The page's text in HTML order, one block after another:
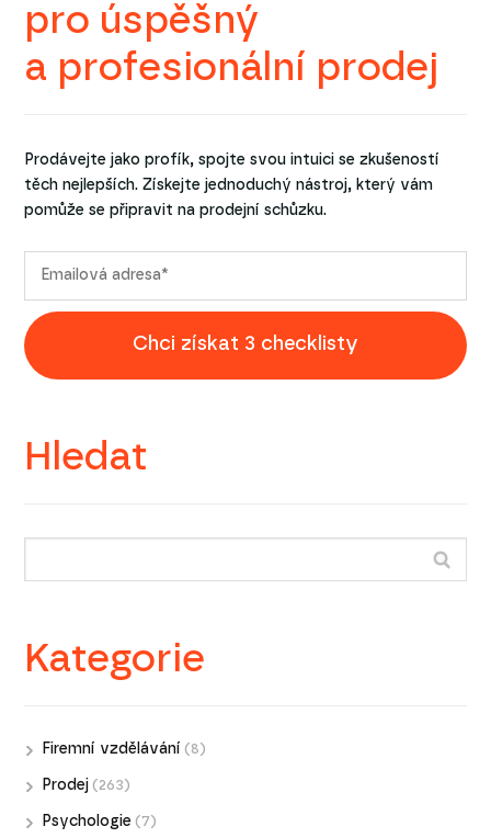
pro úspěšný
a profesionální prodej
Prodávejte jako profík, spojte svou intuici se zkušeností
těch nejlepších. Získejte jednoduchý nástroj, který vám
pomůže se připravit na prodejní schůzku.
Chci získat 3 checklisty
Hledat
Kategorie
Firemní vzdělávání (8)
Prodej (263)
Psychologie (7)